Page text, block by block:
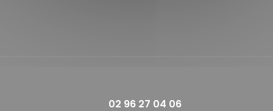
02 96 27 04 06